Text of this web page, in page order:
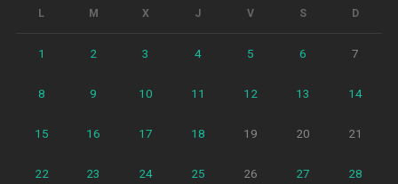
L M X J V S D
1 2 3 4 5 6 7
8 9 10 11 12 13 14
15 16 17 18 19 20 21
22 23 24 25 26 27 28